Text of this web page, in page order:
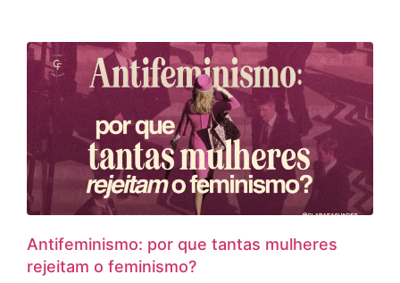
Antifeminismo: por que tantas mulheres
rejeitam o feminismo?